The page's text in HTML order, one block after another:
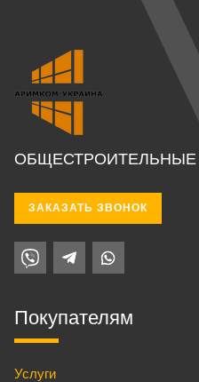
ОБЩЕСТРОИТЕЛЬНЫЕ
ЗАКАЗАТЬ ЗВОНОК
Покупателям
Услуги